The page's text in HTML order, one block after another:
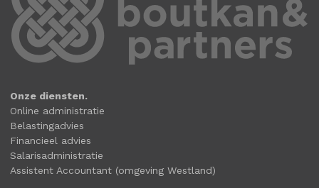
Onze diensten.
Online administratie
Belastingadvies
Financieel advies
Salarisadministratie
Assistent Accountant (omgeving Westland)